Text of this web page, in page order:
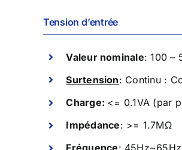
Tension d’entrée
Valeur nominale: 100 –
Surtension: Continu :
Charge: <= 0.1VA (par
Impédance: >= 1.7MΩ